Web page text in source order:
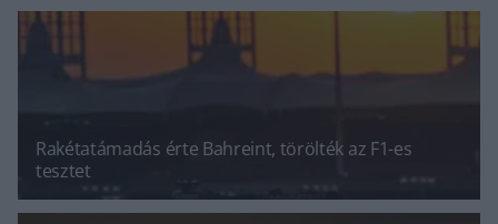
Rakétatámadás érte Bahreint, törölték az F1-es
tesztet